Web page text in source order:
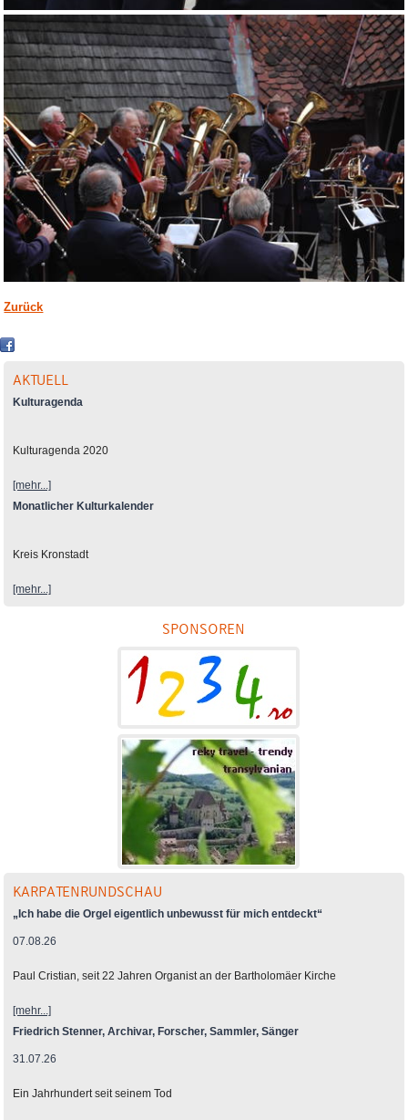
Zurück
AKTUELL
Kulturagenda
Kulturagenda 2020
[mehr...]
Monatlicher Kulturkalender
Kreis Kronstadt
[mehr...]
SPONSOREN
KARPATENRUNDSCHAU
„Ich habe die Orgel eigentlich unbewusst für mich entdeckt“
07.08.26
Paul Cristian, seit 22 Jahren Organist an der Bartholomäer Kirche
[mehr...]
Friedrich Stenner, Archivar, Forscher, Sammler, Sänger
31.07.26
Ein Jahrhundert seit seinem Tod